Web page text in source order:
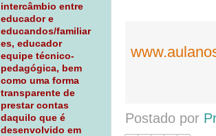
Postado por
intercâmbio entre
educador e
educandos/familiar
es, educador
equipe técnico-
pedagógica, bem
como uma forma
transparente de
prestar contas
daquilo que é
desenvolvido em